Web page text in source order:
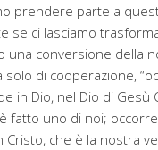
prendere parte a
se ci lasciamo
una conversione della
solo di cooperazione,
in Dio, nel Dio di Gesù
fatto uno di noi;
Cristo, che è la nostra